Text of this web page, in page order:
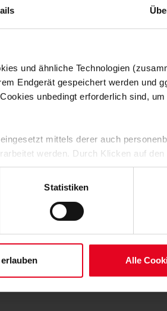
und ähnliche Technologien
Endgerät gespeichert werden und
unbedingt erforderlich sind,
mittels derer auch
werden. Durch Klicken auf den
Cookies und der entsprechenden
gem. § 25 Abs. 1 TDDDG, Art.
erforderliche Cookies eingesetzt.
Statistiken
Alle